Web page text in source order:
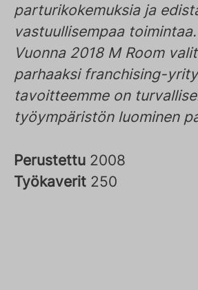
parturikokemuksia ja
vastuullisempaa toimintaa.
Vuonna 2018 M Room
parhaaksi franchising-
tavoitteemme on
työympäristön luominen
Perustettu 2008
Työkaverit 250